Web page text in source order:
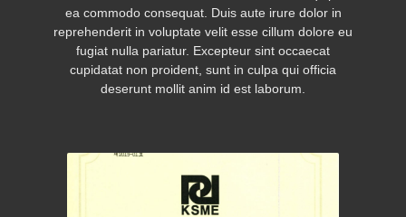
ea commodo consequat. Duis aute irure dolor in
reprehenderit in voluptate velit esse cillum dolore eu
fugiat nulla pariatur. Excepteur sint occaecat
cupidatat non proident, sunt in culpa qui officia
deserunt mollit anim id est laborum.